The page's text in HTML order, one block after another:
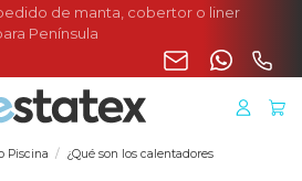
de manta, cobertor o liner
Península
Piscina
¿Qué son los calentadores